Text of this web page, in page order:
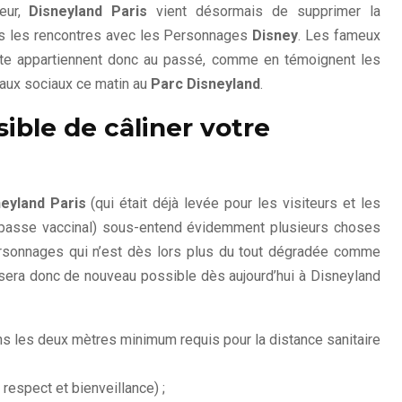
Disneyland Paris vient désormais de supprimer la
rencontres avec les Personnages Disney. Les fameux
appartiennent donc au passé, comme en témoignent les
sociaux ce matin au Parc Disneyland.
de câliner votre
Paris (qui était déjà levée pour les visiteurs et les
vaccinal) sous-entend évidemment plusieurs choses
qui n’est dès lors plus du tout dégradée comme
donc de nouveau possible dès aujourd’hui à Disneyland
les deux mètres minimum requis pour la distance sanitaire
et bienveillance) ;